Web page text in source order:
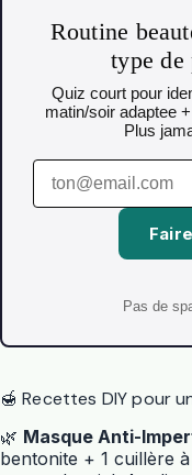
Routine
type de
Quiz court pour
matin/soir adaptee
Plus
Pas de
🍯 Recettes DIY pour
🌿 Masque Anti-
bentonite + 1 cuillère